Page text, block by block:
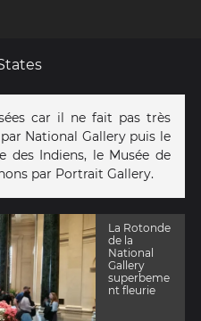
car il ne fait pas très
National Gallery puis le
des Indiens, le Musée de
par Portrait Gallery.
La Rotonde
de la
National
Gallery
superbeme
nt fleurie